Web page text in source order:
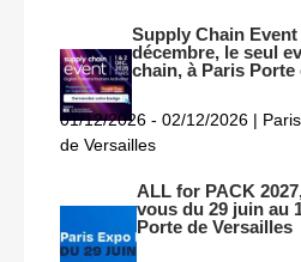
Supply Chain Event
décembre, le seul
chain, à Paris Porte
01/12/2026 - 02/12/2026 |
de Versailles
ALL for PACK
vous du 29 juin au
Porte de Versailles